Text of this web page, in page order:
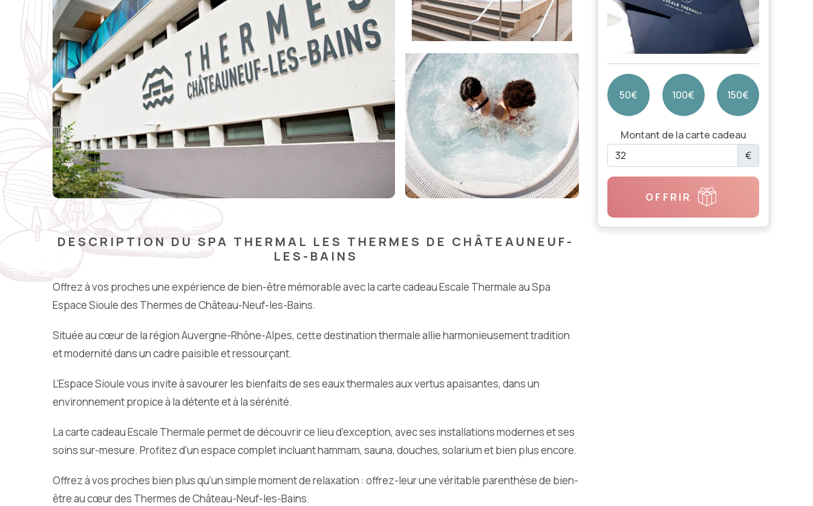
DESCRIPTION DU SPA THERMAL LES THERMES DE CHÂTEAUNEUF-
LES-BAINS
Offrez à vos proches une expérience de bien-être mémorable avec la carte cadeau Escale Thermale au Spa
Espace Sioule des Thermes de Château-Neuf-les-Bains.
Située au cœur de la région Auvergne-Rhône-Alpes, cette destination thermale allie harmonieusement tradition
et modernité dans un cadre paisible et ressourçant.
L'Espace Sioule vous invite à savourer les bienfaits de ses eaux thermales aux vertus apaisantes, dans un
environnement propice à la détente et à la sérénité.
La carte cadeau Escale Thermale permet de découvrir ce lieu d’exception, avec ses installations modernes et ses
soins sur-mesure. Profitez d'un espace complet incluant hammam, sauna, douches, solarium et bien plus encore.
Offrez à vos proches bien plus qu'un simple moment de relaxation : offrez-leur une véritable parenthèse de bien-
être au cœur des Thermes de Château-Neuf-les-Bains.
50€ 100€ 150€
Montant de la carte cadeau
€
OFFRIR